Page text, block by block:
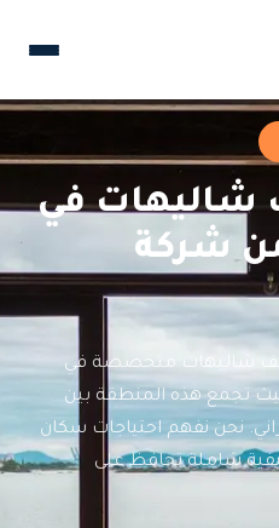
شاليهات في
شركة
شاليهات متخصصة في
تجمع هذه المنطقة بين
نحن نفهم احتياجات سكان
شاملة تحافظ على